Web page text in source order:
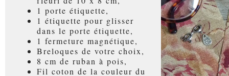
1 porte étiquette,
1 étiquette pour glisser
dans le porte étiquette,
1 fermeture magnétique,
Breloques de votre choix,
8 cm de ruban à pois,
Fil coton de la couleur du